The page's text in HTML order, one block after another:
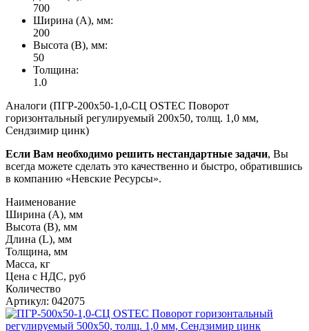
700
Ширина (А), мм:
200
Высота (В), мм:
50
Толщина:
1.0
Аналоги (ПГР-200х50-1,0-СЦ OSTEC Поворот
горизонтальный регулируемый 200х50, толщ. 1,0 мм,
Сендзимир цинк)
Если Вам необходимо решить нестандартные задачи, Вы
всегда можете сделать это качественно и быстро, обратившись
в компанию «Невские Ресурсы».
Наименование
Ширина (А), мм
Высота (В), мм
Длина (L), мм
Толщина, мм
Масса, кг
Цена с НДС, руб
Количество
Артикул: 042075